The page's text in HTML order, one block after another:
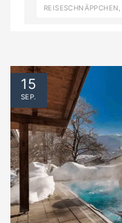
REISESCHNÄPPCHEN
15
SEP.